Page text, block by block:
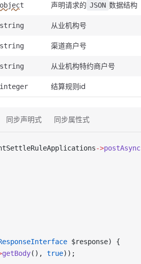
object 声明请求的 JSON 数据结构
string 从业机构号
string 渠道商户号
string 从业机构特约商户号
integer 结算规则id
同步声明式 同步属性式
->postAsync
$response) {
getBody(), true));